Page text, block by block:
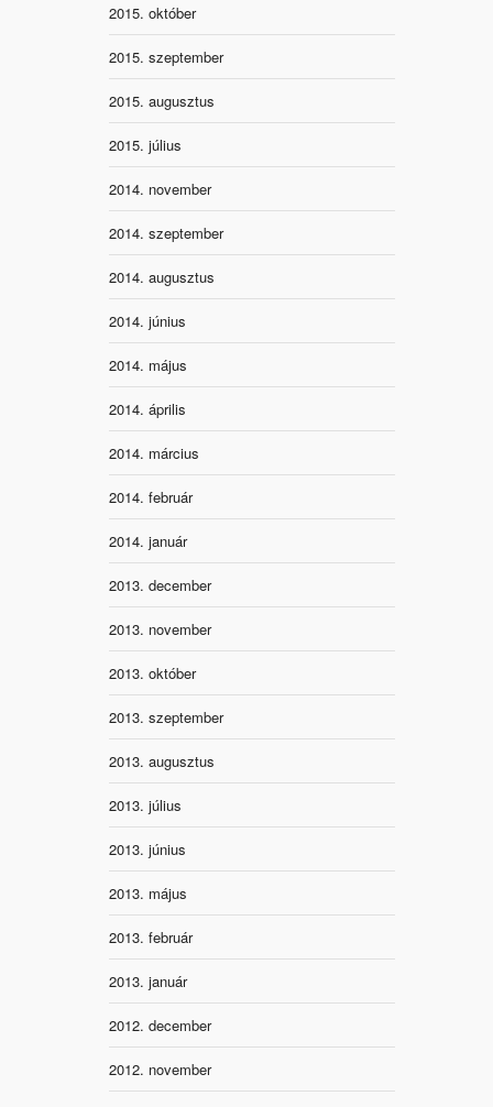
2015. október
2015. szeptember
2015. augusztus
2015. július
2014. november
2014. szeptember
2014. augusztus
2014. június
2014. május
2014. április
2014. március
2014. február
2014. január
2013. december
2013. november
2013. október
2013. szeptember
2013. augusztus
2013. július
2013. június
2013. május
2013. február
2013. január
2012. december
2012. november